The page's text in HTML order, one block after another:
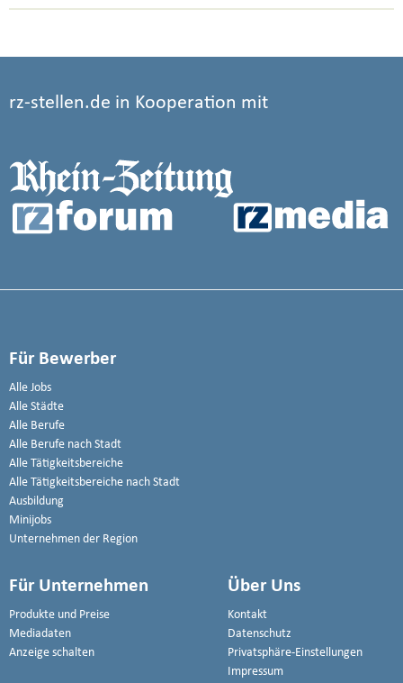
rz-stellen.de in Kooperation mit
Für Bewerber
Alle Jobs
Alle Städte
Alle Berufe
Alle Berufe nach Stadt
Alle Tätigkeitsbereiche
Alle Tätigkeitsbereiche nach Stadt
Ausbildung
Minijobs
Unternehmen der Region
Für Unternehmen
Produkte und Preise
Mediadaten
Anzeige schalten
Über Uns
Kontakt
Datenschutz
Privatsphäre-Einstellungen
Impressum